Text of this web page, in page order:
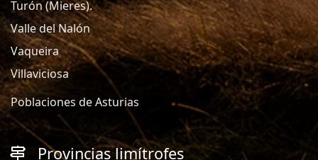
Turón (Mieres).
Valle del Nalón
Vaqueira
Villaviciosa
Poblaciones de Asturias
Provincias limítrofes